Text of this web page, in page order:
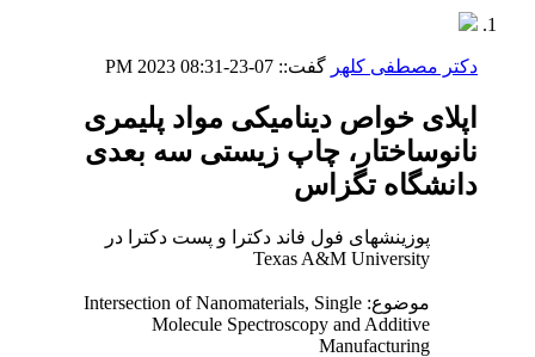
دکتر مصطفی کلهر گفت:: 07-23-2023
08:31 PM
اپلای خواص دینامیکی مواد پلیمری
نانوساختار، چاپ زیستی سه بعدی
دانشگاه تگزاس
پوزینشهای فول فاند دکترا و پست دکترا در
Texas A&M University
موضوع: Intersection of Nanomaterials, Single
Molecule Spectroscopy and Additive
Manufacturing